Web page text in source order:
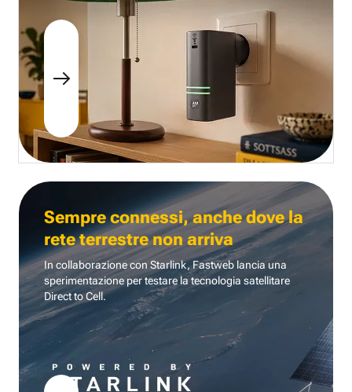
Sempre connessi, anche dove la
rete terrestre non arriva
In collaborazione con Starlink, Fastweb lancia una
sperimentazione per testare la tecnologia satellitare
Direct to Cell.